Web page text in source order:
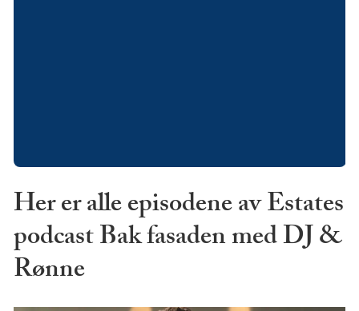
Her er alle episodene av Estates
podcast Bak fasaden med DJ &
Rønne